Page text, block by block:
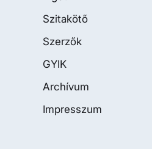
Szitakötő
Szerzők
GYIK
Archívum
Impresszum